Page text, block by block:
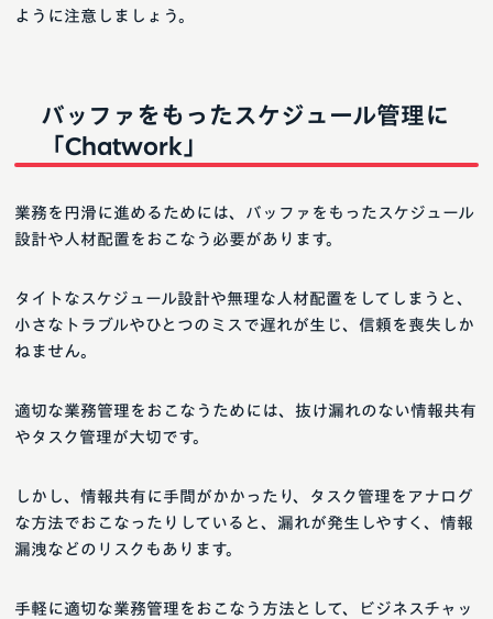
ように注意しましょう。
バッファをもったスケジュール管理に
「Chatwork」
業務を円滑に進めるためには、バッファをもったスケジュール
設計や人材配置をおこなう必要があります。
タイトなスケジュール設計や無理な人材配置をしてしまうと、
小さなトラブルやひとつのミスで遅れが生じ、信頼を喪失しか
ねません。
適切な業務管理をおこなうためには、抜け漏れのない情報共有
やタスク管理が大切です。
しかし、情報共有に手間がかかったり、タスク管理をアナログ
な方法でおこなったりしていると、漏れが発生しやすく、情報
漏洩などのリスクもあります。
手軽に適切な業務管理をおこなう方法として、ビジネスチャッ